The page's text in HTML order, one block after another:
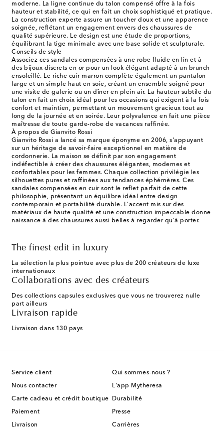
moderne. La ligne continue du talon compensé offre à la fois
hauteur et stabilité, ce qui en fait un choix sophistiqué et pratique.
La construction experte assure un toucher doux et une apparence
soignée, reflétant un engagement envers des chaussures de
qualité supérieure. Le design est une étude de proportions,
équilibrant la tige minimale avec une base solide et sculpturale.
Conseils de style
Associez ces sandales compensées à une robe fluide en lin et à
des bijoux discrets en or pour un look élégant adapté à un brunch
ensoleillé. Le riche cuir marron complète également un pantalon
large et un simple haut en soie, créant un ensemble soigné pour
une visite de galerie ou un dîner en plein air. La hauteur subtile du
talon en fait un choix idéal pour les occasions qui exigent à la fois
confort et maintien, permettant un mouvement gracieux tout au
long de la journée et en soirée. Leur polyvalence en fait une pièce
maîtresse de toute garde-robe de vacances raffinée.
À propos de Gianvito Rossi
Gianvito Rossi a lancé sa marque éponyme en 2006, s'appuyant
sur un héritage de savoir-faire exceptionnel en matière de
cordonnerie. La maison se définit par son engagement
indéfectible à créer des chaussures élégantes, modernes et
confortables pour les femmes. Chaque collection privilégie les
silhouettes pures et raffinées aux tendances éphémères. Ces
sandales compensées en cuir sont le reflet parfait de cette
philosophie, présentant un équilibre idéal entre design
contemporain et portabilité durable. L'accent mis sur des
matériaux de haute qualité et une construction impeccable donne
naissance à des chaussures aussi belles à regarder qu'à porter.
The finest edit in luxury
La sélection la plus pointue avec plus de 200 créateurs de luxe
internationaux
Collaborations avec des créateurs
Des collections capsules exclusives que vous ne trouverez nulle
part ailleurs
Livraison rapide
Livraison dans 130 pays
Service client
Nous contacter
Carte cadeau et crédit boutique
Paiement
Livraison
Qui sommes-nous ?
L'app Mytheresa
Durabilité
Presse
Carrières